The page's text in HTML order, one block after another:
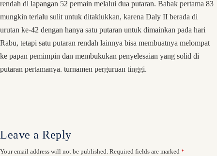
rendah di lapangan 52 pemain melalui dua putaran. Babak pertama 83
mungkin terlalu sulit untuk ditaklukkan, karena Daly II berada di
urutan ke-42 dengan hanya satu putaran untuk dimainkan pada hari
Rabu, tetapi satu putaran rendah lainnya bisa membuatnya melompat
ke papan pemimpin dan membukukan penyelesaian yang solid di
putaran pertamanya. turnamen perguruan tinggi.
Leave a Reply
Your email address will not be published. Required fields are marked *